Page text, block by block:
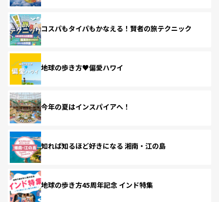
コスパもタイパもかなえる！賢者の旅テクニック
地球の歩き方♥偏愛ハワイ
今年の夏はインスパイアへ！
知れば知るほど好きになる 湘南・江の島
地球の歩き方45周年記念 インド特集